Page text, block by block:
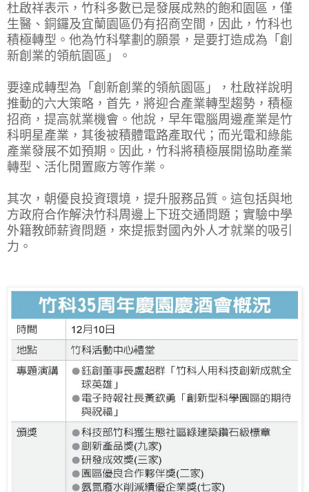
杜啟祥表示，竹科多數已是發展成熟的飽和園區，僅
生醫、銅鑼及宜蘭園區仍有招商空間，因此，竹科也
積極轉型。他為竹科擘劃的願景，是要打造成為「創
新創業的領航園區」。
要達成轉型為「創新創業的領航園區」，杜啟祥說明
推動的六大策略，首先，將迎合產業轉型趨勢，積極
招商，提高就業機會。他說，早年電腦周邊產業是竹
科明星產業，其後被積體電路產取代；而光電和綠能
產業發展不如預期。因此，竹科將積極展開協助產業
轉型、活化閒置廠方等作業。
其次，朝優良投資環境，提升服務品質。這包括與地
方政府合作解決竹科周邊上下班交通問題；實驗中學
外籍教師薪資問題，來提振對國內外人才就業的吸引
力。